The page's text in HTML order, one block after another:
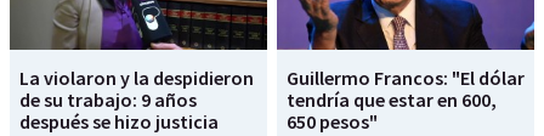
La violaron y la despidieron
de su trabajo: 9 años
después se hizo justicia
Guillermo Francos: "El dólar
tendría que estar en 600,
650 pesos"